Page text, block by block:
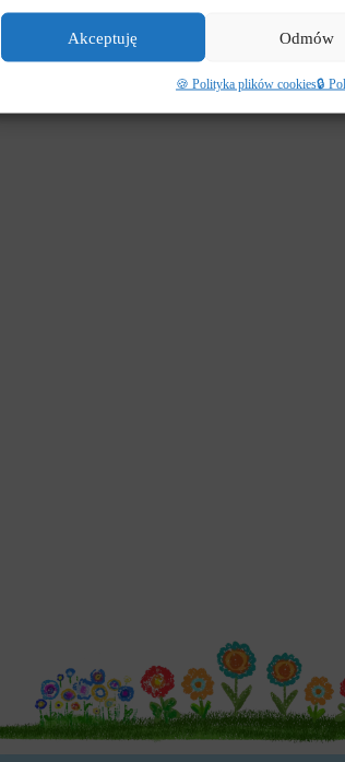
Akceptuję Odmów
🍪 Polityka plików cookies🔒